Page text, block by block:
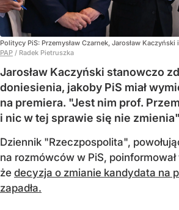
Politycy PiS: Przemysław Czarnek, Jarosław Kaczyński
PAP / Radek Pietruszka
Jarosław Kaczyński stanowczo
doniesienia, jakoby PiS miał
na premiera. "Jest nim prof.
i nic w tej sprawie się nie zmienia"
Dziennik "Rzeczpospolita",
na rozmówców w PiS,
że decyzja o zmianie kandydata na
zapadła.